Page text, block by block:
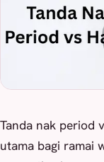
Tanda nak period
utama bagi ramai